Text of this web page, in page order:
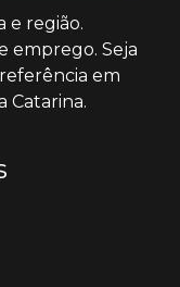
e região.
emprego. Seja
em
Catarina.